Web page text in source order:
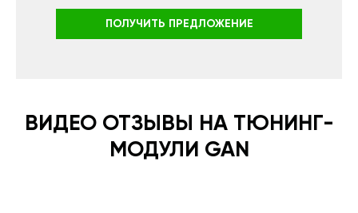
ПОЛУЧИТЬ ПРЕДЛОЖЕНИЕ
ВИДЕО ОТЗЫВЫ НА ТЮНИНГ-
МОДУЛИ GAN